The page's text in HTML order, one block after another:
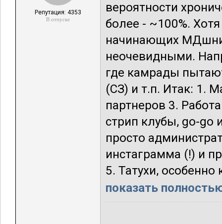
Репутация: 4353
В отпуске
вероятности
более - ~100%.
начинающих
неочевидными.
где камрады
(СЗ) и т.п. Итак: 1.
партнеров 3.
стрип клубы, go-go
просто
инстаграмма (!) и
5. Татухи,
показать